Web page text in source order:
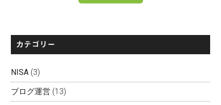
カテゴリー
NISA (3)
ブログ運営 (13)